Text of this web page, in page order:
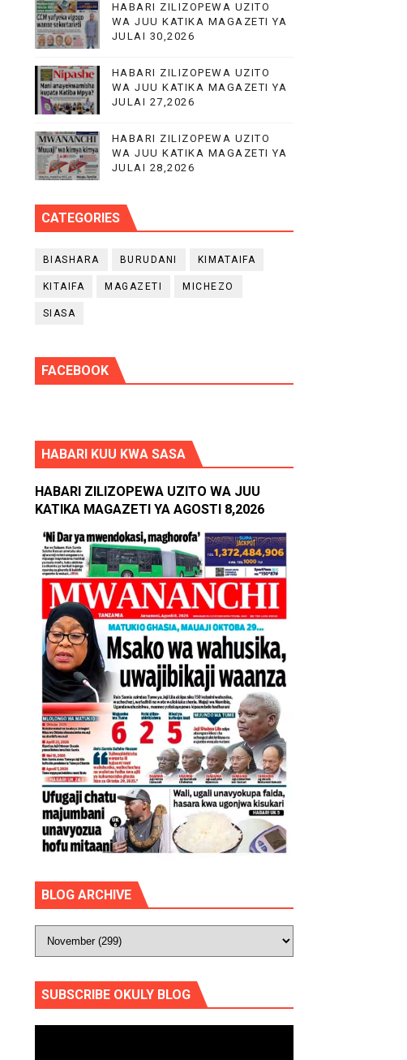
HABARI ZILIZOPEWA UZITO
WA JUU KATIKA MAGAZETI YA
JULAI 30,2026
HABARI ZILIZOPEWA UZITO
WA JUU KATIKA MAGAZETI YA
JULAI 27,2026
HABARI ZILIZOPEWA UZITO
WA JUU KATIKA MAGAZETI YA
JULAI 28,2026
CATEGORIES
BIASHARA BURUDANI KIMATAIFA
KITAIFA MAGAZETI MICHEZO
SIASA
FACEBOOK
HABARI KUU KWA SASA
HABARI ZILIZOPEWA UZITO WA JUU
KATIKA MAGAZETI YA AGOSTI 8,2026
BLOG ARCHIVE
SUBSCRIBE OKULY BLOG